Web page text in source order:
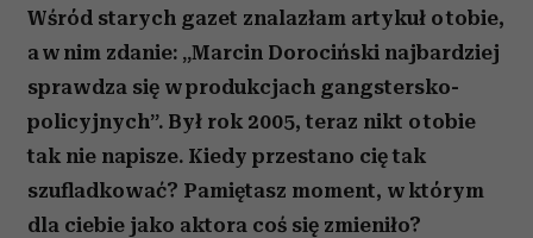
Wśród starych gazet znalazłam artykuł o tobie,
a w nim zdanie: „Marcin Dorociński najbardziej
sprawdza się w produkcjach gangstersko-
policyjnych”. Był rok 2005, teraz nikt o tobie
tak nie napisze. Kiedy przestano cię tak
szufladkować? Pamiętasz moment, w którym
dla ciebie jako aktora coś się zmieniło?